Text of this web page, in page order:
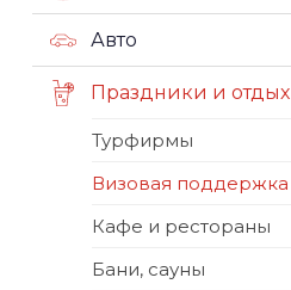
Авто
Праздники и отдых
Турфирмы
Визовая поддержка
Кафе и рестораны
Бани, сауны